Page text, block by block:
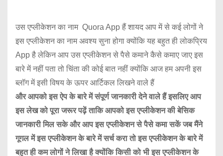
उस एप्लीकेशन का नाम Quora App हैं शायद आप में से कई लोगों ने
इस एप्लीकेशन का नाम अवश्य सुना होगा क्योंकि यह बहुत ही लोकप्रिय
App है लेकिन आप उस एप्लीकेशन से पैसे कमाने कैसे कमाए जाए इस
बारे में नहीं पता तो चिंता की कोई बात नहीं क्योंकि आज हम अपनी इस
ब्लॉग में इसी विषय के ऊपर आर्टिकल लिखने वाले हैं
और आपको इस ऐप के बारे में संपूर्ण जानकारी देने वाले हैं इसलिए आप
इस लेख को पूरा जरूर पढ़ें ताकि आपको इस एप्लीकेशन की बेसिक
जानकारी मिल सके और आप इस एप्लीकेशन से पैसे कमा सकें जब मैंने
गूगल में इस एप्लीकेशन के बारे में सर्च करा तो इस एप्लीकेशन के बारे में
बहुत ही कम लोगों ने लिखा है क्योंकि किसी को भी इस एप्लीकेशन के